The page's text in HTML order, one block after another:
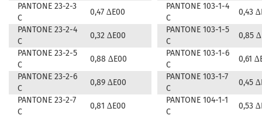
PANTONE 23-2-3
C
0,47 ∆E00
PANTONE 103-1-4
C
0,43
PANTONE 23-2-4
C
0,32 ∆E00
PANTONE 103-1-5
C
0,85
PANTONE 23-2-5
C
0,88 ∆E00
PANTONE 103-1-6
C
0,61
PANTONE 23-2-6
C
0,89 ∆E00
PANTONE 103-1-7
C
0,45
PANTONE 23-2-7
C
0,81 ∆E00
PANTONE 104-1-1
C
0,53